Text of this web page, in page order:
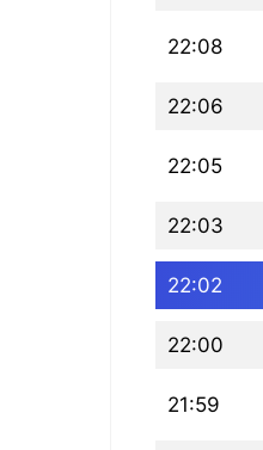
22:08
22:06
22:05
22:03
22:02
22:00
21:59